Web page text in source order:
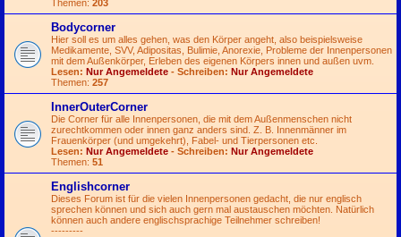
Themen: 203
Bodycorner
Hier soll es um alles gehen, was den Körper angeht, also beispielsweise
Medikamente, SVV, Adipositas, Bulimie, Anorexie, Probleme der Innenpersonen
mit dem Außenkörper, Erleben des eigenen Körpers innen und außen uvm.
Lesen: Nur Angemeldete - Schreiben: Nur Angemeldete
Themen: 257
InnerOuterCorner
Die Corner für alle Innenpersonen, die mit dem Außenmenschen nicht
zurechtkommen oder innen ganz anders sind. Z. B. Innenmänner im
Frauenkörper (und umgekehrt), Fabel- und Tierpersonen etc.
Lesen: Nur Angemeldete - Schreiben: Nur Angemeldete
Themen: 51
Englishcorner
Dieses Forum ist für die vielen Innenpersonen gedacht, die nur englisch
sprechen können und sich auch gern mal austauschen möchten. Natürlich
können auch andere englischsprachige Teilnehmer schreiben!
---------